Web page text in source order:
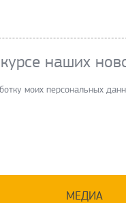
наших
моих персональных
МЕДИА